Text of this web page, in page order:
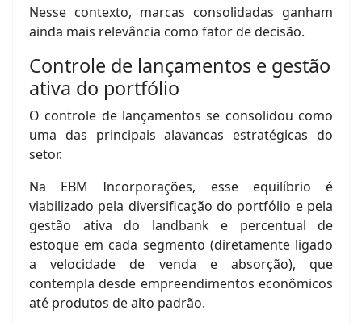
Nesse contexto, marcas consolidadas ganham
ainda mais relevância como fator de decisão.
Controle de lançamentos e gestão
ativa do portfólio
O controle de lançamentos se consolidou como
uma das principais alavancas estratégicas do
setor.
Na EBM Incorporações, esse equilíbrio é
viabilizado pela diversificação do portfólio e pela
gestão ativa do landbank e percentual de
estoque em cada segmento (diretamente ligado
a velocidade de venda e absorção), que
contempla desde empreendimentos econômicos
até produtos de alto padrão.